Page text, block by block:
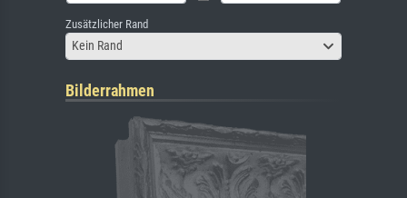
Zusätzlicher Rand
Kein Rand
Bilderrahmen